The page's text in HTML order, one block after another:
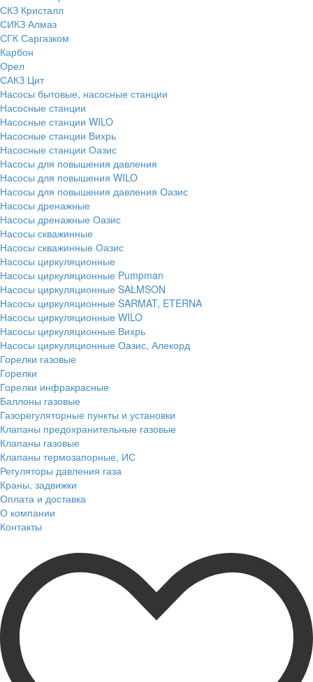
СКЗ Кристалл
СИКЗ Алмаз
СГК Саргазком
Карбон
Орел
САКЗ Цит
Насосы бытовые, насосные станции
Насосные станции
Насосные станции WILO
Насосные станции Вихрь
Насосные станции Оазис
Насосы для повышения давления
Насосы для повышения WILO
Насосы для повышения давления Оазис
Насосы дренажные
Насосы дренажные Оазис
Насосы скважинные
Насосы скважинные Оазис
Насосы циркуляционные
Насосы циркуляционные Pumpman
Насосы циркуляционные SALMSON
Насосы циркуляционные SARMAT, ETERNA
Насосы циркуляционные WILO
Насосы циркуляционные Вихрь
Насосы циркуляционные Оазис, Алекорд
Горелки газовые
Горелки
Горелки инфракрасные
Баллоны газовые
Газорегуляторные пункты и установки
Клапаны предохранительные газовые
Клапаны газовые
Клапаны термозапорные, ИС
Регуляторы давления газа
Краны, задвижки
Оплата и доставка
О компании
Контакты